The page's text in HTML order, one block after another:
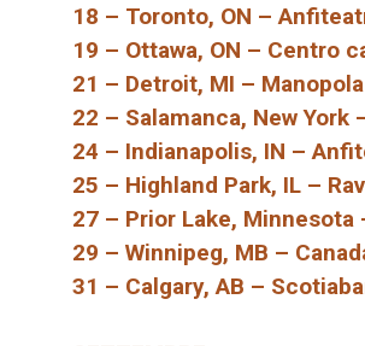
18 – Toronto, ON –
19 – Ottawa, ON – Centro
21 – Detroit, MI –
22 – Salamanca, New York
24 – Indianapolis, IN –
25 – Highland Park, IL –
27 – Prior Lake, Minnesota
29 – Winnipeg, MB –
31 – Calgary, AB –